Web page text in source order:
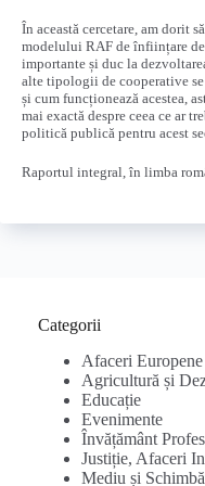
În această cercetare, am dorit
modelului RAF de înființare
importante și duc la
alte tipologii de cooperative
și cum funcționează acestea,
mai exactă despre ceea ce ar
politică publică pentru acest
Raportul integral, în limba
Categorii
Afaceri Europene
Agricultură și
Educație
Evenimente
Învățământ
Justiție, Afaceri
Mediu și